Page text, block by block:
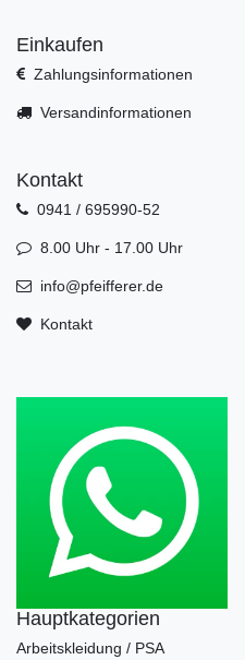
Einkaufen
Zahlungsinformationen
Versandinformationen
Kontakt
0941 / 695990-52
8.00 Uhr - 17.00 Uhr
info@pfeifferer.de
Kontakt
Hauptkategorien
Arbeitskleidung / PSA